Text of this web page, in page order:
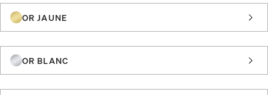
OR JAUNE
OR BLANC